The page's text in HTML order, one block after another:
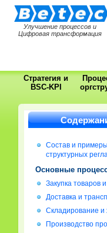
Улучшение процессов и
Цифровая трансформация
Стратегия и
BSC-KPI
Состав и
структурных
Основные
Закупка товаров
Доставка и
Складирование и
Производство